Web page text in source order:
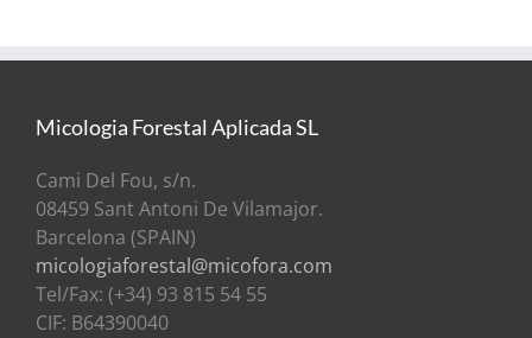
Micologia Forestal Aplicada SL
Cami Del Fou, s/n.
08459 Sant Antoni De Vilamajor.
Barcelona (SPAIN)
micologiaforestal@micofora.com
Tel/Fax: (+34) 93 815 54 55
CIF: B64390040